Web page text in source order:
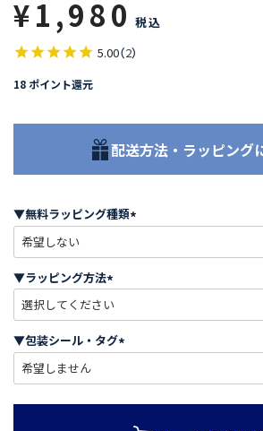
¥1,980 税込
5.00（2）
18 ポイント還元
配送方法・ラッピング
▼無料ラッピング種類
必
)
▼ラッピング方法
必
須
)
▼包装シール・タグ
必